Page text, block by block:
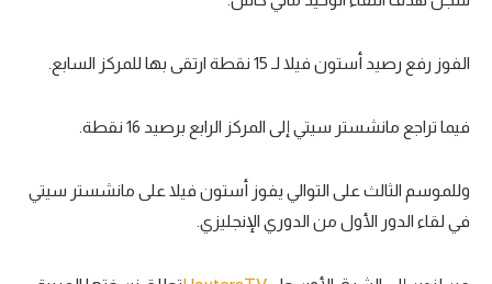
الفوز رفع رصيد أستون فيلا لـ 15 نقطة ارتقى بها للمركز السابع.
فيما تراجع مانشستر سيتي إلى المركز الرابع برصيد 16 نقطة.
وللموسم الثالث على التوالي يفوز أستون فيلا على مانشستر سيتي
في لقاء الدور الأول من الدوري الإنجليزي.